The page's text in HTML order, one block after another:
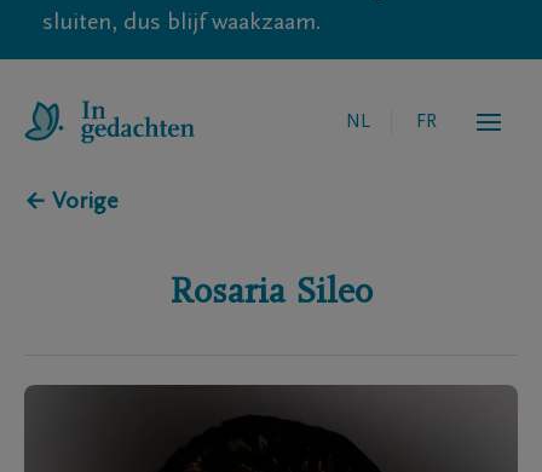
sluiten, dus blijf waakzaam.
NL FR
← Vorige
Rosaria Sileo